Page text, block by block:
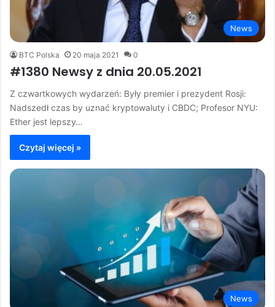
News
BTC Polska 20 maja 2021 0
#1380 Newsy z dnia 20.05.2021
Z czwartkowych wydarzeń: Były premier i prezydent Rosji:
Nadszedł czas by uznać kryptowaluty i CBDC; Profesor NYU:
Ether jest lepszy…
Czytaj więcej »
News